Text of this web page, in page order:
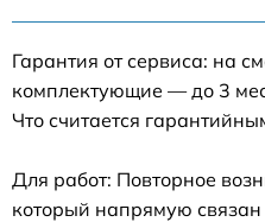
Гарантия от сервиса: на
комплектующие — до 3
Что считается
Для работ: Повторное
который напрямую